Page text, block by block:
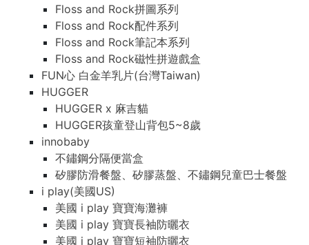
Floss and Rock拼圖系列
Floss and Rock配件系列
Floss and Rock筆記本系列
Floss and Rock磁性拼遊戲盒
FUN心 白金羊乳片(台灣Taiwan)
HUGGER
HUGGER x 麻吉貓
HUGGER孩童登山背包5~8歲
innobaby
不鏽鋼分隔便當盒
矽膠防滑餐盤、矽膠蒸盤、不鏽鋼兒童巴士餐盤
i play(美國US)
美國 i play 寶寶海灘褲
美國 i play 寶寶長袖防曬衣
美國 i play 寶寶短袖防曬衣